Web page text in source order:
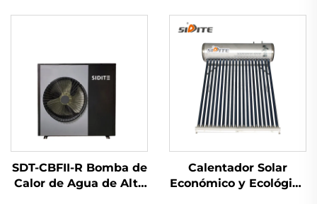
SDT-CBFII-R Bomba de
Calor de Agua de Alta
Calentador Solar
Económico y Ecológico